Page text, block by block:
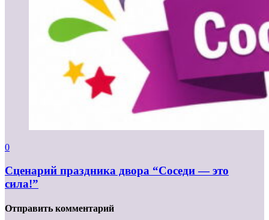
0
Сценарий праздника двора “Соседи — это
сила!”
Отправить комментарий